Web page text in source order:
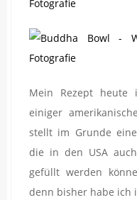
Mein Rezept heute
einiger
stellt im Grunde
die in den USA
gefüllt werden
denn bisher habe ich